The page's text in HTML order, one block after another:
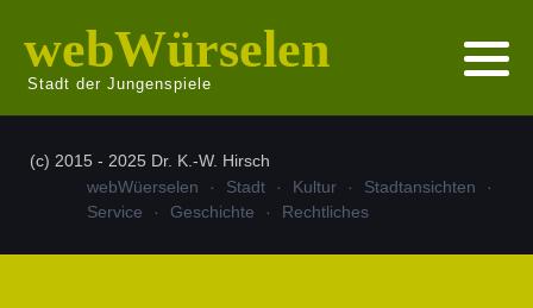
webWürselen
Stadt der Jungenspiele
(c) 2015 - 2025 Dr. K.-W. Hirsch
webWüerselen
Stadt Kultur
Stadtansichten
Service
Geschichte Rechtliches